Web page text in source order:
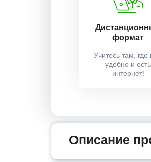
формат
Учитесь там, где
удобно и есть
интернет!
Описание